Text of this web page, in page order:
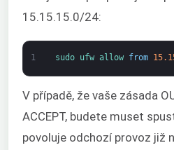
15.15.15.0/24:
1 sudo ufw allow from
V případě, že vaše zásada
ACCEPT, budete muset
povoluje odchozí provoz již